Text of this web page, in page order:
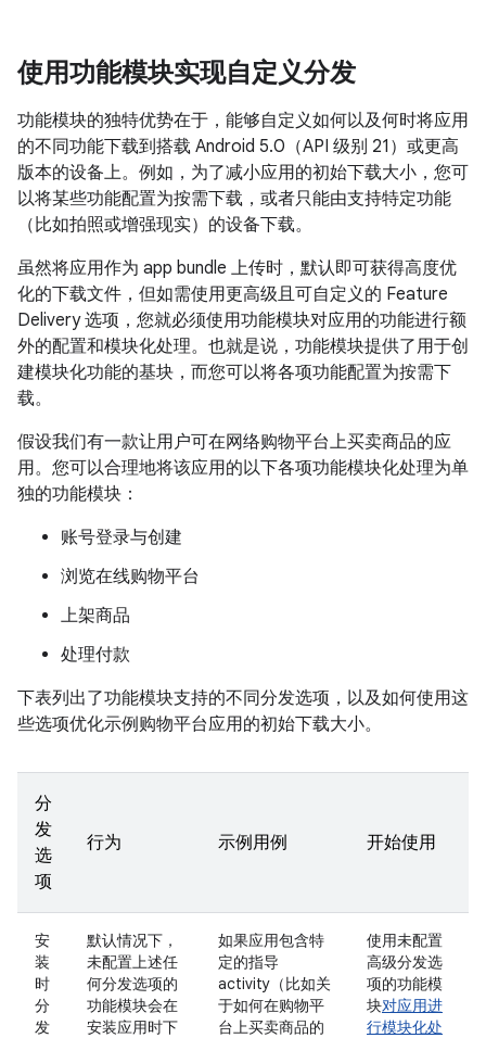
使用功能模块实现自定义分发
功能模块的独特优势在于，能够自定义如何以及何时将应用
的不同功能下载到搭载 Android 5.0（API 级别 21）或更高
版本的设备上。例如，为了减小应用的初始下载大小，您可
以将某些功能配置为按需下载，或者只能由支持特定功能
（比如拍照或增强现实）的设备下载。
虽然将应用作为 app bundle 上传时，默认即可获得高度优
化的下载文件，但如需使用更高级且可自定义的 Feature
Delivery 选项，您就必须使用功能模块对应用的功能进行额
外的配置和模块化处理。 也就是说，功能模块提供了用于创
建模块化功能的基块，而您可以将各项功能配置为按需下
载。
假设我们有一款让用户可在网络购物平台上买卖商品的应
用。您可以合理地将该应用的以下各项功能模块化处理为单
独的功能模块：
账号登录与创建
浏览在线购物平台
上架商品
处理付款
下表列出了功能模块支持的不同分发选项，以及如何使用这
些选项优化示例购物平台应用的初始下载大小。
分
发
选
项
行为 示例用例 开始使用
安
装
时
分
发
默认情况下，
未配置上述任
何分发选项的
功能模块会在
安装应用时下
如果应用包含特
定的指导
activity（比如关
于如何在购物平
台上买卖商品的
使用未配置
高级分发选
项的功能模
块对应用进
行模块化处